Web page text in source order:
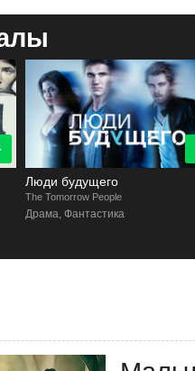
Люди будущего
The Tomorrow People
Драма, Фантастика